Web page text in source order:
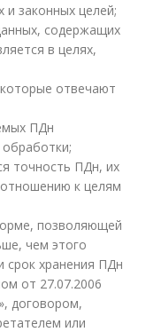
и законных целей;
содержащих
в целях,
отвечают
ПДн
точность ПДн, их
к целям
позволяющей
чем этого
срок хранения ПДн
от 27.07.2006
договором,
или